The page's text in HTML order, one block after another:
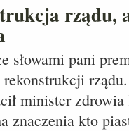
rządu,
słowami pani
rekonstrukcji
minister zdrowia
znaczenia kto